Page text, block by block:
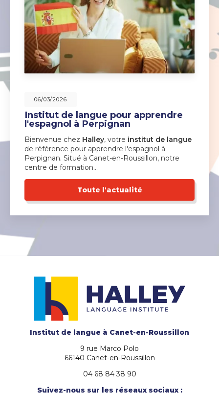
06/03/2026
Institut de langue pour apprendre
l'espagnol à Perpignan
Bienvenue chez Halley, votre institut de langue
de référence pour apprendre l'espagnol à
Perpignan. Situé à Canet-en-Roussillon, notre
centre de formation…
Toute l'actualité
Institut de langue à Canet-en-Roussillon
9 rue Marco Polo
66140 Canet-en-Roussillon
04 68 84 38 90
Suivez-nous sur les réseaux sociaux :